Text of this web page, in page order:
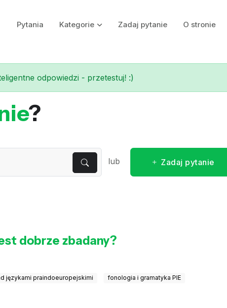
Pytania Kategorie Zadaj pytanie O stronie
odpowiedzi - przetestuj! :)
?
lub Zadaj pytanie
dobrze zbadany?
językami praindoeuropejskimi fonologia i gramatyka PIE